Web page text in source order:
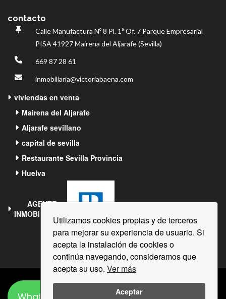
Utilizamos cookies propias y de terceros
para mejorar su experiencia de usuario. Si
acepta la instalación de cookies o
continúa navegando, consideramos que
acepta su uso. Ver más
Aceptar
contacto
Calle Manufactura Nº 8 Pl. 1ª Of. 7 Parque Empresarial
PISA 41927 Mairena del Aljarafe (Sevilla)
669 87 28 61
inmobiliaria@victoriabaena.com
viviendas en venta
Mairena del Aljarafe
Aljarafe sevillano
capital de sevilla
Restaurante Sevilla Provincia
Huelva
AGENTE
INMOBILIARIO®
© Derechos de autor 2024